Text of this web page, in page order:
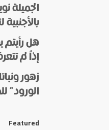
الجميلة
بالأجنبية
هل رأيتم
إذاً لم
زهور
الورود”
Featured